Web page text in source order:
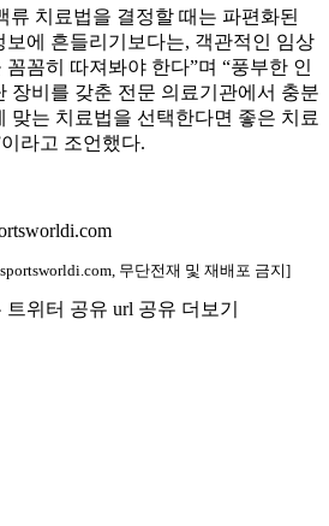
류 치료법을 결정할 때는 파편화된
에 흔들리기보다는, 객관적인 임상
꼼히 따져봐야 한다”며 “풍부한 인
장비를 갖춘 전문 의료기관에서 충분
맞는 치료법을 선택한다면 좋은 치료
라고 조언했다.
무단전재 및 재배포 금지]
트위터 공유 url 공유 더보기